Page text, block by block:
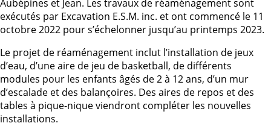
Aubépines et Jean. Les travaux de réaménagement sont
exécutés par Excavation E.S.M. inc. et ont commencé le 11
octobre 2022 pour s’échelonner jusqu’au printemps 2023.
Le projet de réaménagement inclut l’installation de jeux
d’eau, d’une aire de jeu de basketball, de différents
modules pour les enfants âgés de 2 à 12 ans, d’un mur
d’escalade et des balançoires. Des aires de repos et des
tables à pique-nique viendront compléter les nouvelles
installations.